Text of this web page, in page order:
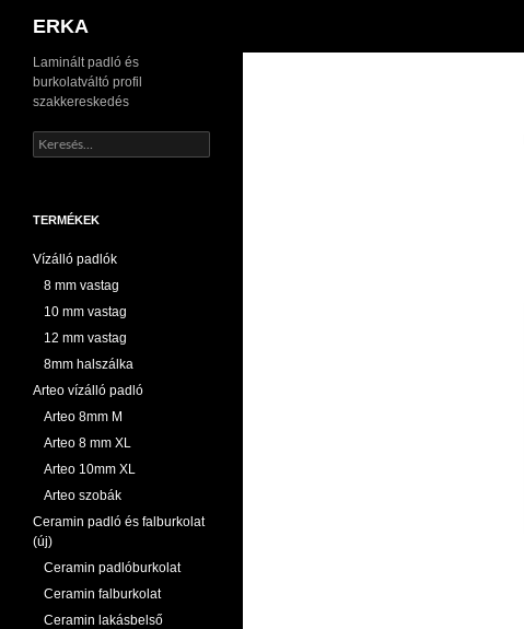
Kilépés
ERKA
Laminált padló és
burkolatváltó profil
szakkereskedés
Keresés:
TERMÉKEK
Vízálló padlók
8 mm vastag
10 mm vastag
12 mm vastag
8mm halszálka
Arteo vízálló padló
Arteo 8mm M
Arteo 8 mm XL
Arteo 10mm XL
Arteo szobák
Ceramin padló és falburkolat
(új)
Ceramin padlóburkolat
Ceramin falburkolat
Ceramin lakásbelső